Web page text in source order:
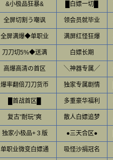
&小极品狂暴& █白嫖一切█
全屏切割う嘲讽 领会员就毕业
全屏满爆◆单职业 满屏红怪狂爆
刀刀切5%◆送满 白嫖长期
高爆高清の首区 ╲神器专属╱
爆率翻倍刀刀货币 独家专属剧情
█首战首区█ 多重豪华福利
复古”耐玩”爽 散人白嫖追梦
独家小极品+３版 ●三天合区●
单职业微变白嫖通 吸怪沙捐冠名